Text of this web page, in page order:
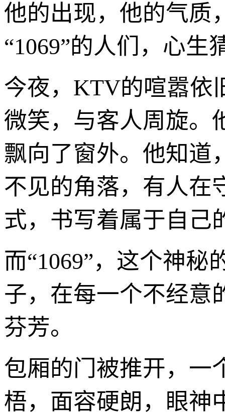
他的出现，他的气质
“1069”的人们，心生
今夜，KTV的喧嚣依
微笑，与客人周旋。
飘向了窗外。他知道
不见的角落，有人在
式，书写着属于自己
而“1069”，这个神
子，在每一个不经意
芬芳。
包厢的门被推开，一
梧，面容硬朗，眼神